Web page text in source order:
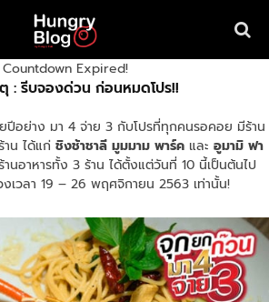
Countdown Expired!
: รีบจองด่วน ก่อนหมดโปร!!
อย่าง มา 4 จ่าย 3 กับโปรที่ทุกคนรอคอย มีร้าน
าน ได้แก่ ชิงช้าชาลี มูมมาม พาร์ค และ อูมามิ ฟา
านอาหารทั้ง 3 ร้าน ได้ตั้งแต่วันที่ 10 นี้เป็นต้นไป
งเวลา 19 – 26 พฤศจิกายน 2563 เท่านั้น!